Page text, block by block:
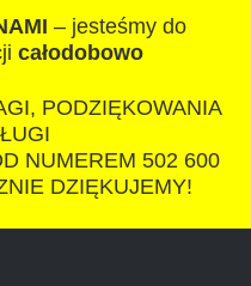
sprawe. Jesli
spaslych
– jesteśmy do
całodobowo
PODZIĘKOWANIA
NUMEREM 502 600
DZIĘKUJEMY!